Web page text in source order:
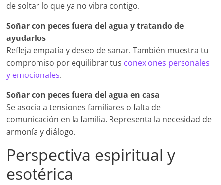
de soltar lo que ya no vibra contigo.
Soñar con peces fuera del agua y tratando de
ayudarlos
Refleja empatía y deseo de sanar. También muestra tu
compromiso por equilibrar tus conexiones personales
y emocionales.
Soñar con peces fuera del agua en casa
Se asocia a tensiones familiares o falta de
comunicación en la familia. Representa la necesidad de
armonía y diálogo.
Perspectiva espiritual y
esotérica